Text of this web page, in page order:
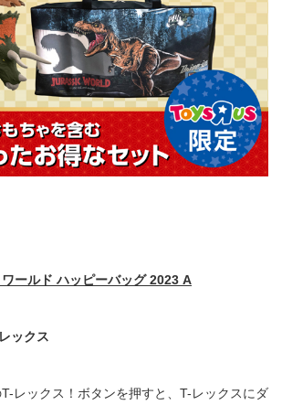
ワールドハッピーバッグ 2023 A
レックス
レックス！ボタンを押すと、T-レックスにダ